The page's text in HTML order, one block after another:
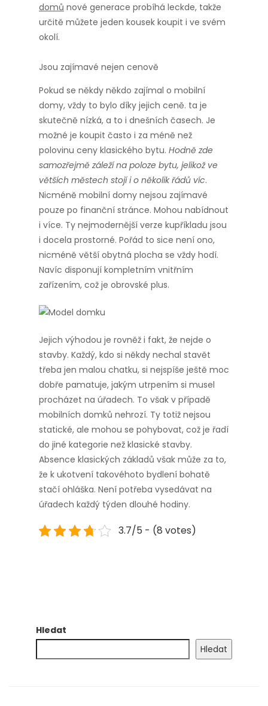
domů nové generace probíhá leckde, takže
určitě můžete jeden kousek koupit i ve svém
okolí.
Jsou zajímavé nejen cenově
Pokud se někdy někdo zajímal o mobilní
domy, vždy to bylo díky jejich ceně. ta je
skutečně nízká, a to i dnešních časech. Je
možné je koupit často i za méně než
polovinu ceny klasického bytu. Hodně zde
samozřejmě záleží na poloze bytu, jelikož ve
větších městech stojí i o několik řádů víc.
Nicméně mobilní domy nejsou zajímavé
pouze po finanční stránce. Mohou nabídnout
i více. Ty nejmodernější verze kupříkladu jsou
i docela prostorné. Pořád to sice není ono,
nicméně větší obytná plocha se vždy hodí.
Navíc disponují kompletním vnitřním
zařízením, což je obrovské plus.
Jejich výhodou je rovněž i fakt, že nejde o
stavby. Každý, kdo si někdy nechal stavět
třeba jen malou chatku, si nejspíše ještě moc
dobře pamatuje, jakým utrpením si musel
procházet na úřadech. To však v případě
mobilních domků nehrozí. Ty totiž nejsou
statické, ale mohou se pohybovat, což je řadí
do jiné kategorie než klasické stavby.
Absence klasických základů však může za to,
že k ukotvení takovéhoto bydlení bohatě
stačí ohláška. Není potřeba vysedávat na
úřadech každý týden dlouhé hodiny.
3.7/5 - (8 votes)
Hledat
Hledat